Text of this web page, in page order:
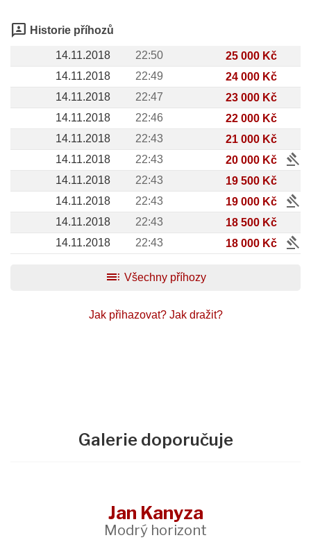
3p Historie příhozů
14.11.2018 22:50
25 000 Kč
14.11.2018
22:49
24 000 Kč
14.11.2018
22:47
23 000 Kč
14.11.2018
22:46
22 000 Kč
14.11.2018
22:43
21 000 Kč
14.11.2018
22:43 20 000 Kč gavel
14.11.2018 22:43
19 500 Kč
14.11.2018
22:43 19 000 Kč gavel
14.11.2018 22:43
18 500 Kč
14.11.2018
22:43 18 000 Kč
gavel
toc Všechny příhozy
Jak přihazovat? Jak dražit?
Galerie doporučuje
Jan Kanyza
Modrý horizont